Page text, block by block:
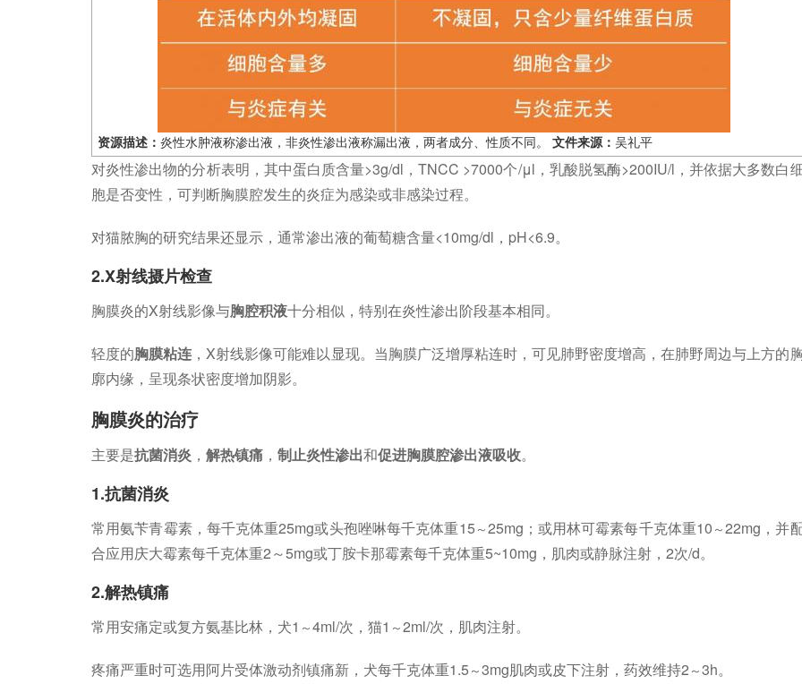
资源描述： 炎性水肿液称渗出液，非炎性渗出液称漏出液，两者成分、性质不同。 文件来源： 吴礼平
对炎性渗出物的分析表明，其中蛋白质含量>3g/dl，TNCC >7000个/μl，乳酸脱氢酶>200IU/l，并依据大多数白
胞是否变性，可判断胸膜腔发生的炎症为感染或非感染过程。
对猫脓胸的研究结果还显示，通常渗出液的葡萄糖含量<10mg/dl，pH<6.9。
2.X射线摄片检查
胸膜炎的X射线影像与胸腔积液十分相似，特别在炎性渗出阶段基本相同。
轻度的胸膜粘连 ，X射线影像可能难以显现。当胸膜广泛增厚粘连时，可见肺野密度增高，在肺野周边与上方的
廓内缘，呈现条状密度增加阴影。
胸膜炎的治疗
主要是抗菌消炎 ， 解热镇痛 ， 制止炎性渗出和促进胸膜腔渗出液吸收。
1.抗菌消炎
常用氨苄青霉素，每千克体重25mg或头孢唑啉每千克体重15 ～25mg；或用林可霉素每千克体重10 ～22mg，并
合应用庆大霉素每千克体重2～5mg或丁胺卡那霉素每千克体重5~10mg，肌肉或静脉注射，2次/d。
2.解热镇痛
常用安痛定或复方氨基比林，犬1 ～4ml/次，猫1 ～2ml/次，肌肉注射。
疼痛严重时可选用阿片受体激动剂镇痛新，犬每千克体重1.5 ～3mg肌肉或皮下注射，药效维持2 ～3h。